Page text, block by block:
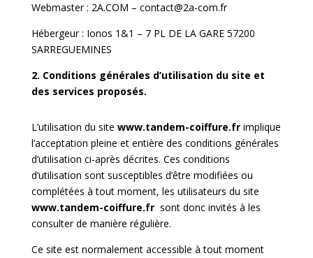
Webmaster : 2A.COM – contact@2a-com.fr
Hébergeur : Ionos 1&1 – 7 PL DE LA GARE 57200
SARREGUEMINES
2. Conditions générales d’utilisation du site et
des services proposés.
L’utilisation du site www.tandem-coiffure.frimplique
l’acceptation pleine et entière des conditions générales
d’utilisation ci-après décrites. Ces conditions
d’utilisation sont susceptibles d’être modifiées ou
complétées à tout moment, les utilisateurs du site
www.tandem-coiffure.frsont donc invités à les
consulter de manière régulière.
Ce site est normalement accessible à tout moment